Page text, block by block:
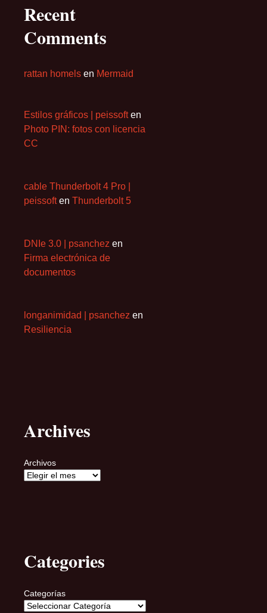
Recent
Comments
rattan homels en Mermaid
Estilos gráficos | peissoften
Photo PIN: fotos con licencia
CC
cable Thunderbolt 4 Pro |
peissoften Thunderbolt 5
DNIe 3.0 | psanchez en
Firma electrónica de
documentos
longanimidad | psanchez en
Resiliencia
Archives
Archivos
Categories
Categorías